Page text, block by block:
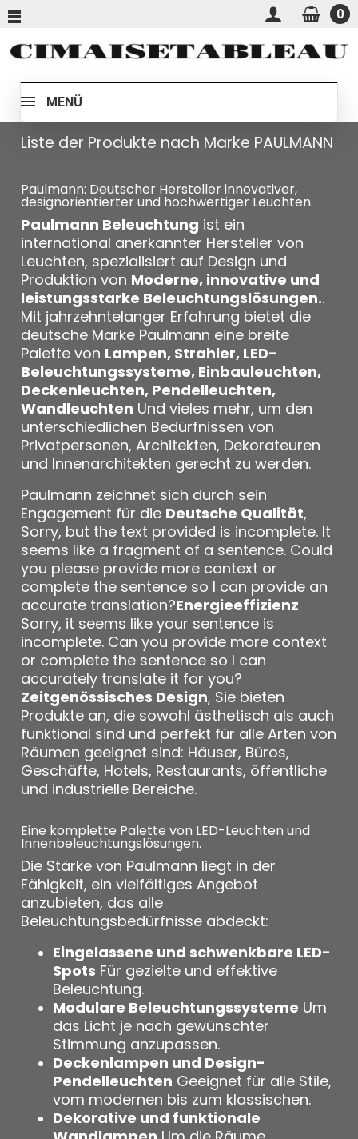
0
MENÜ
Liste der Produkte nach Marke PAULMANN
Paulmann: Deutscher Hersteller innovativer,
designorientierter und hochwertiger Leuchten.
Paulmann Beleuchtung ist ein
international anerkannter Hersteller von
Leuchten, spezialisiert auf Design und
Produktion von Moderne, innovative und
leistungsstarke Beleuchtungslösungen..
Mit jahrzehntelanger Erfahrung bietet die
deutsche Marke Paulmann eine breite
Palette von Lampen, Strahler, LED-
Beleuchtungssysteme, Einbauleuchten,
Deckenleuchten, Pendelleuchten,
Wandleuchten Und vieles mehr, um den
unterschiedlichen Bedürfnissen von
Privatpersonen, Architekten, Dekorateuren
und Innenarchitekten gerecht zu werden.
Paulmann zeichnet sich durch sein
Engagement für die Deutsche Qualität,
Sorry, but the text provided is incomplete. It
seems like a fragment of a sentence. Could
you please provide more context or
complete the sentence so I can provide an
accurate translation?Energieeffizienz
Sorry, it seems like your sentence is
incomplete. Can you provide more context
or complete the sentence so I can
accurately translate it for you?
Zeitgenössisches Design, Sie bieten
Produkte an, die sowohl ästhetisch als auch
funktional sind und perfekt für alle Arten von
Räumen geeignet sind: Häuser, Büros,
Geschäfte, Hotels, Restaurants, öffentliche
und industrielle Bereiche.
Eine komplette Palette von LED-Leuchten und
Innenbeleuchtungslösungen.
Die Stärke von Paulmann liegt in der
Fähigkeit, ein vielfältiges Angebot
anzubieten, das alle
Beleuchtungsbedürfnisse abdeckt:
Eingelassene und schwenkbare LED-
Spots Für gezielte und effektive
Beleuchtung.
Modulare Beleuchtungssysteme Um
das Licht je nach gewünschter
Stimmung anzupassen.
Deckenlampen und Design-
Pendelleuchten Geeignet für alle Stile,
vom modernen bis zum klassischen.
Dekorative und funktionale